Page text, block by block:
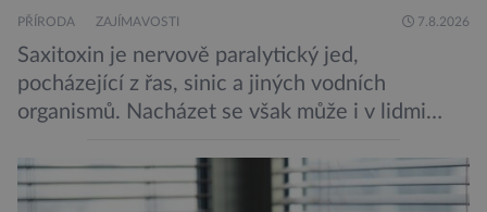
PŘÍRODA ZAJÍMAVOSTI 7.8.2026
Saxitoxin je nervově paralytický jed,
pocházející z řas, sinic a jiných vodních
organismů. Nacházet se však může i v lidmi
slávky. K příznakům otravy patří paralýza
dýchacích cest, dojít však může až k udušení.